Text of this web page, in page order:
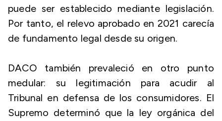
puede ser establecido mediante legislación.
Por tanto, el relevo aprobado en 2021 carecía
de fundamento legal desde su origen.
DACO también prevaleció en otro punto
medular: su legitimación para acudir al
Tribunal en defensa de los consumidores. El
Supremo determinó que la ley orgánica del